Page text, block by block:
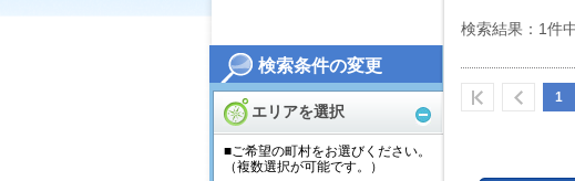
検索条件の変更
エリアを選択
■ご希望の町村をお選びください。
（複数選択が可能です。）
検索結果：1件
1